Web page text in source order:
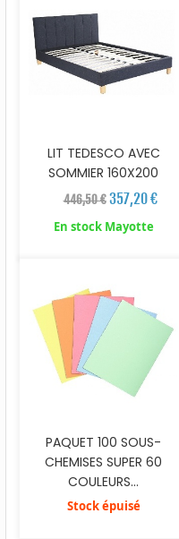
LIT TEDESCO AVEC
SOMMIER 160X200
446,50 € 357,20 €
En stock Mayotte
PAQUET 100 SOUS-
CHEMISES SUPER 60
COULEURS...
Stock épuisé